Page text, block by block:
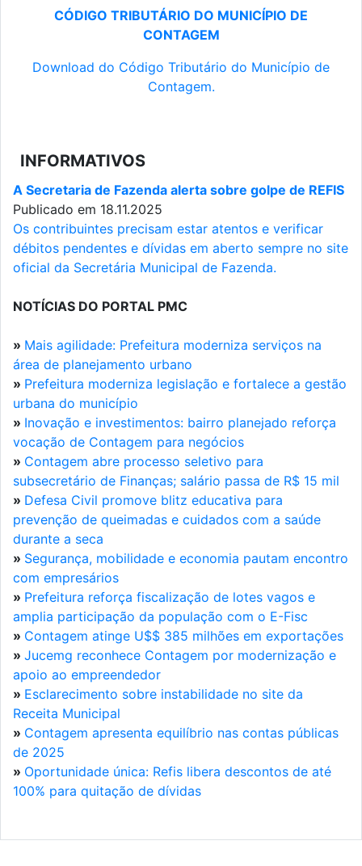
CÓDIGO TRIBUTÁRIO DO MUNICÍPIO DE
CONTAGEM
Download do Código Tributário do Município de
Contagem.
INFORMATIVOS
A Secretaria de Fazenda alerta sobre golpe de REFIS
Publicado em 18.11.2025
Os contribuintes precisam estar atentos e verificar
débitos pendentes e dívidas em aberto sempre no site
oficial da Secretária Municipal de Fazenda.
NOTÍCIAS DO PORTAL PMC
» Mais agilidade: Prefeitura moderniza serviços na
área de planejamento urbano
» Prefeitura moderniza legislação e fortalece a gestão
urbana do município
» Inovação e investimentos: bairro planejado reforça
vocação de Contagem para negócios
» Contagem abre processo seletivo para
subsecretário de Finanças; salário passa de R$ 15 mil
» Defesa Civil promove blitz educativa para
prevenção de queimadas e cuidados com a saúde
durante a seca
» Segurança, mobilidade e economia pautam encontro
com empresários
» Prefeitura reforça fiscalização de lotes vagos e
amplia participação da população com o E-Fisc
» Contagem atinge U$$ 385 milhões em exportações
» Jucemg reconhece Contagem por modernização e
apoio ao empreendedor
» Esclarecimento sobre instabilidade no site da
Receita Municipal
» Contagem apresenta equilíbrio nas contas públicas
de 2025
» Oportunidade única: Refis libera descontos de até
100% para quitação de dívidas